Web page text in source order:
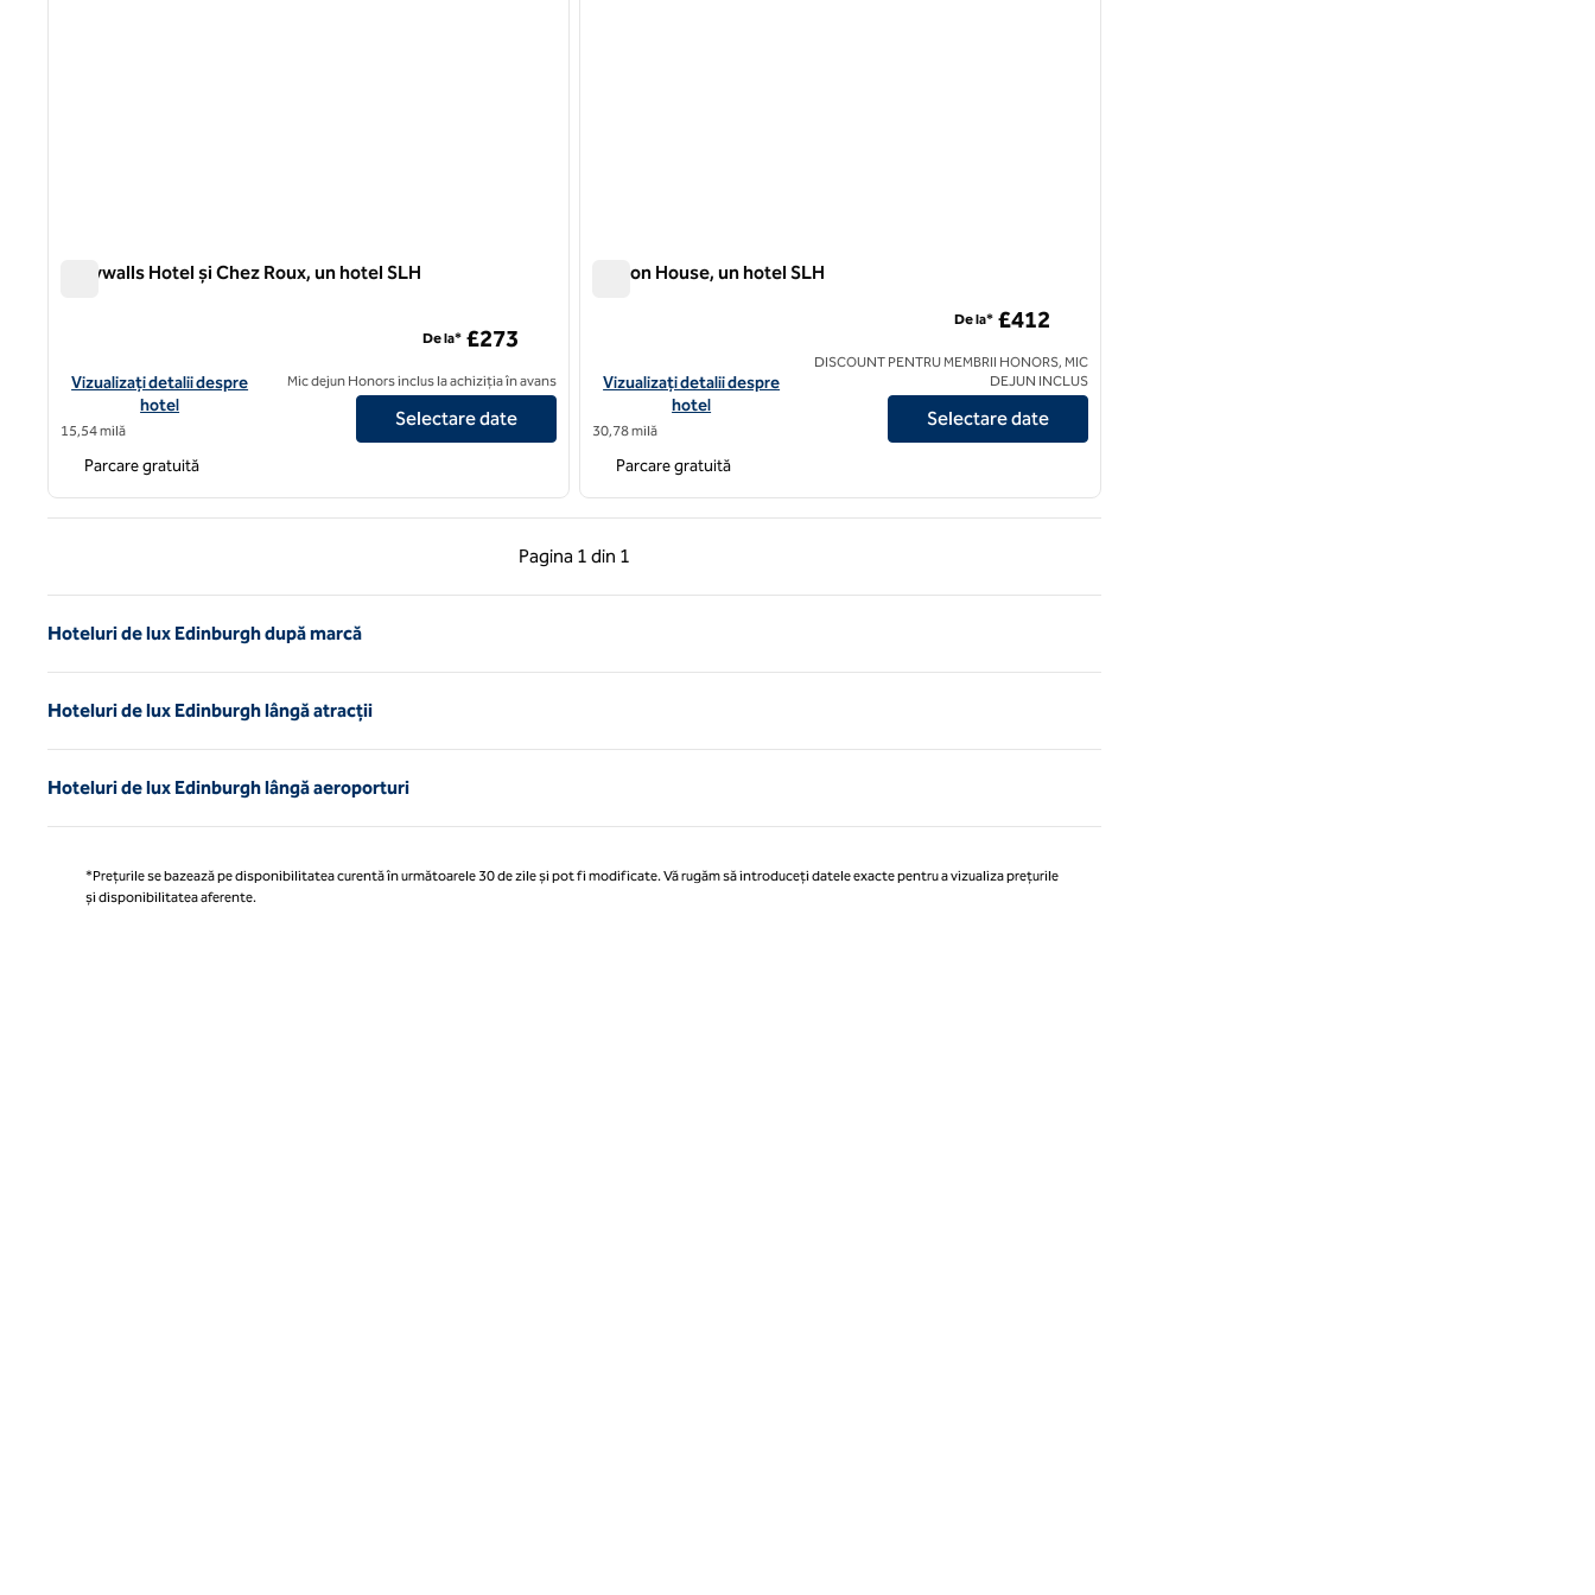
Greywalls Hotel și Chez Roux, un hotel SLH
Vizualizați detaliile hotelului pentru Greywalls Hotel și Chez Roux, un hotel SLH
Vizualizați detalii despre
hotel
15,54 milă
De la* £273
Mic dejun Honors inclus la achiziția în avans
Selectare date
Parcare gratuită
Seaton House, un hotel SLH
Vizualizați detaliile hotelului pentru Seaton House, un hotel SLH
Vizualizați detalii despre
hotel
30,78 milă
De la* £412
DISCOUNT PENTRU MEMBRII HONORS, MIC
DEJUN INCLUS
Selectare date
Parcare gratuită
Pagina 1 din 1
Pagina anterioară, 1 din 1
Pagina 1 din 1
Hoteluri de lux Edinburgh după marcă
Hoteluri de lux Edinburgh lângă atracții
Hoteluri de lux Edinburgh lângă aeroporturi
*Prețurile se bazează pe disponibilitatea curentă în următoarele 30 de zile și pot fi modificate. Vă rugăm să introduceți datele exacte pentru a vizualiza prețurile
și disponibilitatea aferente.